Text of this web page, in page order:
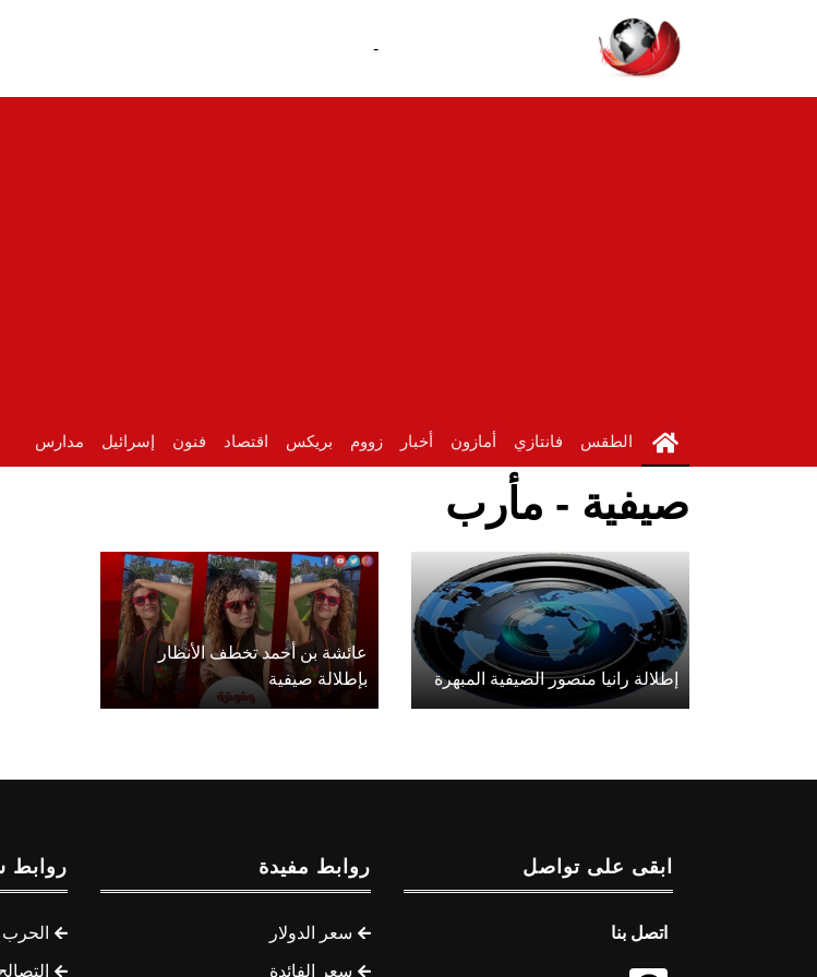
-
الطقس فانتازي أمازون أخبار زووم بريكس اقتصاد فنون إسرائيل مدارس
صيفية - مأرب
إطلالة رانيا منصور الصيفية المبهرة
عائشة بن أحمد تخطف الأنظار
بإطلالة صيفية
ابقى على تواصل
اتصل بنا
روابط مفيدة
سعر الدولار
سعر الفائدة
روابط